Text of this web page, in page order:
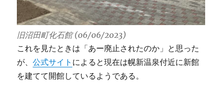
旧沼田町化石館 (06/06/2023)
これを見たときは「あー廃止されたのか」と思った
が、公式サイト によると現在は幌新温泉付近に新館
を建てて開館しているようである。